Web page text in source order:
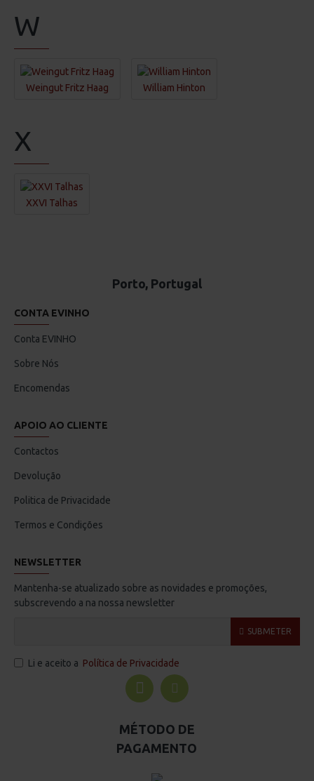
W
Weingut Fritz Haag William Hinton
X
XXVI Talhas
Porto, Portugal
CONTA EVINHO
Conta EVINHO
Sobre Nós
Encomendas
APOIO AO CLIENTE
Contactos
Devolução
Politica de Privacidade
Termos e Condições
NEWSLETTER
Mantenha-se atualizado sobre as novidades e promoções,
subscrevendo a na nossa newsletter
SUBMETER
Li e aceito a Política de Privacidade
MÉTODO DE
PAGAMENTO